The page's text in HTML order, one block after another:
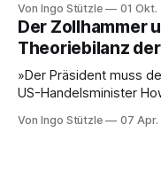
und spätestens seit
ihrem
Diejenigen, die daran
ein, Putin oder
Von Ingo Stützle 01 Okt.
Der Zollhammer
Theoriebilanz
»Der Präsident muss
US-Handelsminister
des Weltmarkts
Von Ingo Stützle 07